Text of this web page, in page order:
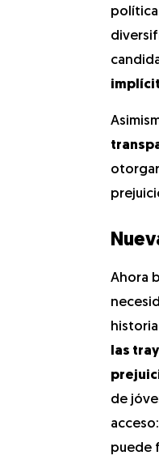
Ahora
las
de
puede